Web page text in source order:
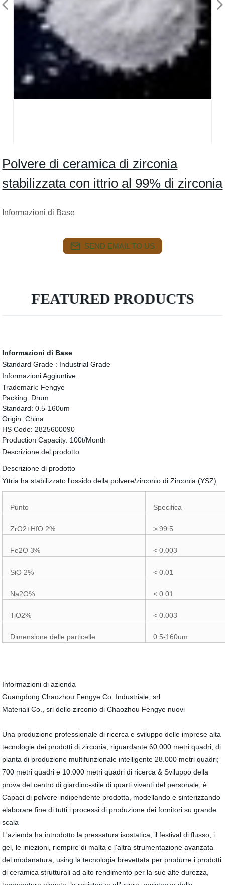
Polvere di ceramica di zirconia
stabilizzata con ittrio al 99% di zirconia
Informazioni di Base
SEND EMAIL TO US
FEATURED PRODUCTS
Informazioni di Base
Standard Grade : Industrial Grade
Informazioni Aggiuntive..
Trademark: Fengye
Packing: Drum
Standard: 0.5-160um
Origin: China
HS Code: 2825600090
Production Capacity: 100t/Month
Descrizione del prodotto
Descrizione di prodotto
Yttria ha stabilizzato l'ossido della polvere/zirconio di Zirconia (YSZ)
Punto Specifica
ZrO2+HfO 2% > 99.5
Fe2O 3% < 0.003
SiO 2% < 0.01
Na2O% < 0.01
TiO2% < 0.003
Dimensione delle particelle 0.5-160um
Informazioni di azienda
Guangdong Chaozhou Fengye Co. Industriale, srl
Materiali Co., srl dello zirconio di Chaozhou Fengye nuovi
Una produzione professionale di ricerca e sviluppo delle imprese alta
tecnologie dei prodotti di zirconia, riguardante 60.000 metri quadri, di
pianta di produzione multifunzionale intelligente 28.000 metri quadri;
700 metri quadri e 10.000 metri quadri di ricerca & Sviluppo della
prova del centro di giardino-stile di quarti viventi del personale, è
Capaci di polvere indipendente prodotta, modellando e sinterizzando
elaborare fine di tutti i processi di produzione dei fornitori su grande
scala
L'azienda ha introdotto la pressatura isostatica, il festival di flusso, i
gel, le iniezioni, riempire di malta e l'altra strumentazione avanzata
del modanatura, using la tecnologia brevettata per produrre i prodotti
di ceramica strutturali ad alto rendimento per la sue alte durezza,